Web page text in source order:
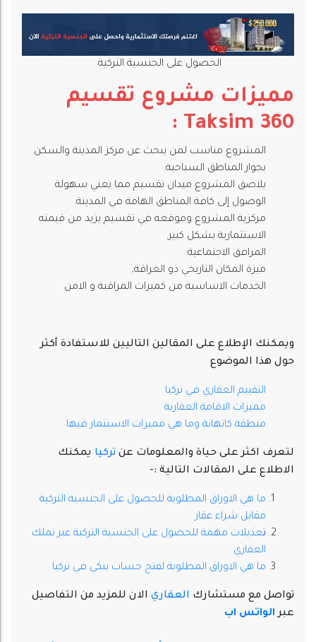
الحصول على الجنسية التركية
مميزات مشروع تقسيم
Taksim 360 :
المشروع مناسب لمن يبحث عن مركز المدينة والسكن
بجوار المناطق السياحية.
يلاصق المشروع ميدان تقسيم مما يعني سهولة
الوصول إلى كافة المناطق الهامة في المدينة.
مركزية المشروع وموقعه في تقسيم يزيد من قيمته
الاستثمارية بشكل كبير.
المرافق الاجتماعية:
ميزة المكان التاريخي ذو العراقة,
الخدمات الاساسية من كميرات المراقبة و الامن
ويمكنك الإطلاع على المقالين التاليين للاستفادة أكثر
حول هذا الموضوع
التقييم العقاري في تركيا
مميزات الاقامة العقارية
منطقة كاتهانة وما هي مميزات الاستثمار فيها
لتعرف اكثر على حياة والمعلومات عن تركيا يمكنك
الاطلاع على المقالات التالية :-
ما هي الاوراق المطلوبة للحصول على الجنسية التركية
مقابل شراء عقار
تعديلات مهمة للحصول على الجنسية التركية عبر تملك
العقاري
ما هي الاوراق المطلوبة لفتح حساب بنكي في تركيا
تواصل مع مستشارك العقاري الان للمزيد من التفاصيل
عبرالواتس اب